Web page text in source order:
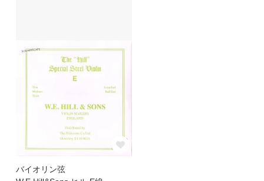
バイオリン弦